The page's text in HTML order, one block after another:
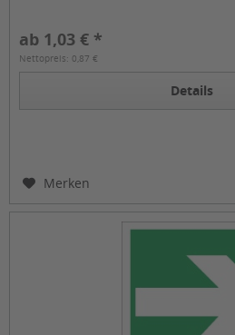
ab 1,03 € *
Nettopreis: 0,87 €
Details
Merken